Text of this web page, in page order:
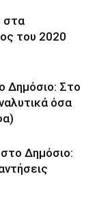
στα
του 2020
Δημόσιο: Στο
όσα
Δημόσιο: